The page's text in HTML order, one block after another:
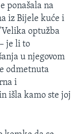
ponašala na
iz Bijele kuće i
optužba
je li to
u njegovom
odmetnuta
i
išla kamo ste joj